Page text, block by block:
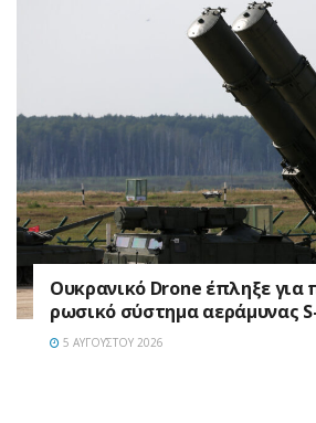
Ουκρανικό Drone έπληξε
ρωσικό σύστημα αεράμυνας
5 ΑΥΓΟΎΣΤΟΥ 2026